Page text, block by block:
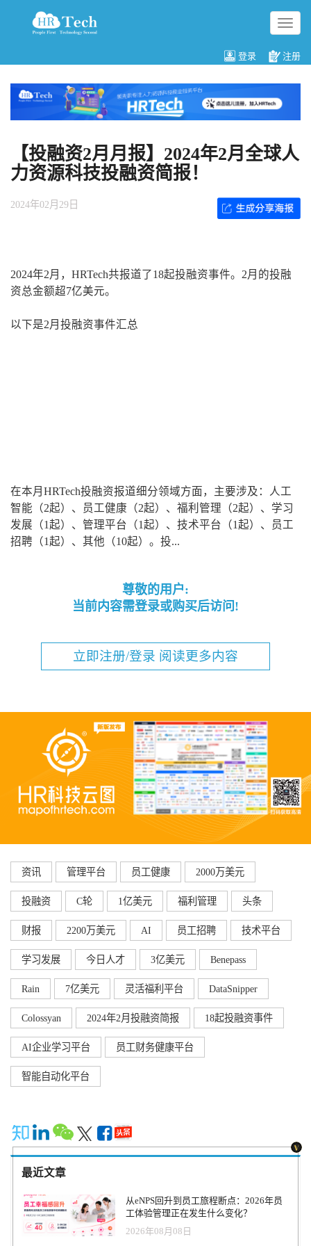
切
换
航
登录 注册
【投融资2月月报】2024年2月全球人
力资源科技投融资简报！
2024年02月29日
2024年2月，HRTech共报道了18起投融资事件。2月的投融
资总金额超7亿美元。
以下是2月投融资事件汇总
在本月HRTech投融资报道细分领域方面，主要涉及：人工
智能（2起）、员工健康（2起）、福利管理（2起）、学习
发展（1起）、管理平台（1起）、技术平台（1起）、员工
招聘（1起）、其他（10起）。投...
尊敬的用户:
当前内容需登录或购买后访问!
立即注册/登录 阅读更多内容
资讯 管理平台 员工健康 2000万美元
投融资 C轮 1亿美元 福利管理 头条
财报 2200万美元 AI 员工招聘 技术平台
学习发展 今日人才 3亿美元 Benepass
Rain 7亿美元 灵活福利平台 DataSnipper
Colossyan 2024年2月投融资简报 18起投融资事件
AI企业学习平台 员工财务健康平台
智能自动化平台
最近文章
从eNPS回升到员工旅程断点：2026年员
工体验管理正在发生什么变化？
2026年08月08日